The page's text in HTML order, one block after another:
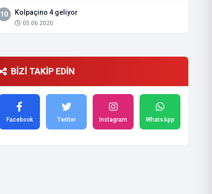
10 Kolpaçino 4 geliyor
05.06.2020
BİZİ TAKİP EDİN
Facebook Twitter Instagram WhatsApp